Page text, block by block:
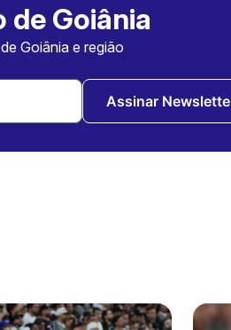
de Goiânia
Goiânia e região
Assinar